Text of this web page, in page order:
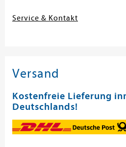
Service & Kontakt
Versand
Kostenfreie Lieferung
Deutschlands!